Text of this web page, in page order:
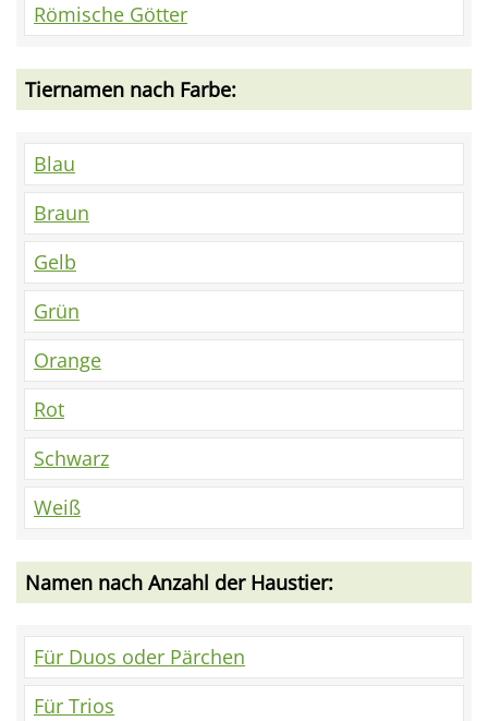
Römische Götter
Tiernamen nach Farbe:
Blau
Braun
Gelb
Grün
Orange
Rot
Schwarz
Weiß
Namen nach Anzahl der Haustier:
Für Duos oder Pärchen
Für Trios